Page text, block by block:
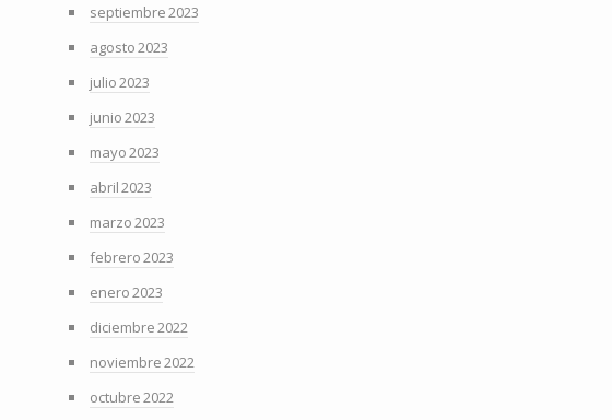
septiembre 2023
agosto 2023
julio 2023
junio 2023
mayo 2023
abril 2023
marzo 2023
febrero 2023
enero 2023
diciembre 2022
noviembre 2022
octubre 2022